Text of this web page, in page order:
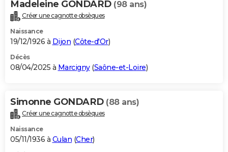
Madeleine GONDARD (98 ans)
Créer une cagnotte obsèques
Naissance
19/12/1926 à Dijon (Côte-d'Or)
Décès
08/04/2025 à Marcigny(Saône-et-Loire)
Simonne GONDARD (88 ans)
Créer une cagnotte obsèques
Naissance
05/11/1936 à Culan (Cher)